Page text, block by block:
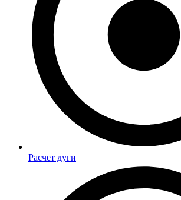
Расчет дуги